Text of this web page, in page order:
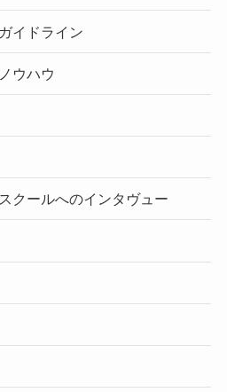
イドライン
ウハウ
クールへのインタヴュー